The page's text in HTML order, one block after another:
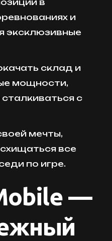
и
эксклюзивные
склад и
мощности,
с
мечты,
все
по игре.
—